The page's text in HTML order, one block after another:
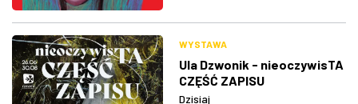
WYSTAWA
Ula Dzwonik - nieoczywisTA
CZĘŚĆ ZAPISU
Dzisiaj